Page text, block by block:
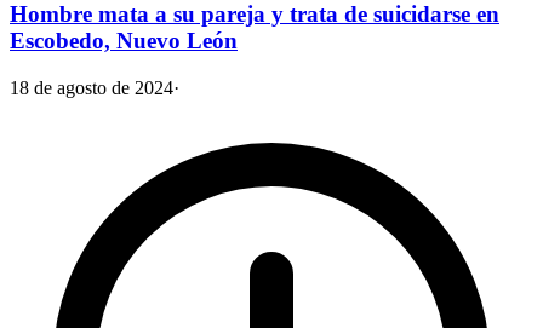
Hombre mata a su pareja y trata de suicidarse en
Escobedo, Nuevo León
18 de agosto de 2024·